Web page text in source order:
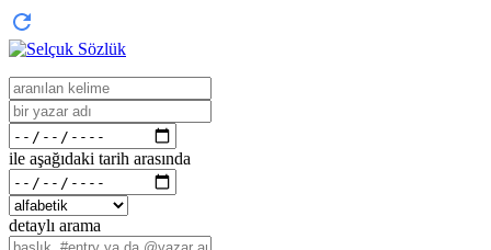
ile aşağıdaki tarih arasında
detaylı arama